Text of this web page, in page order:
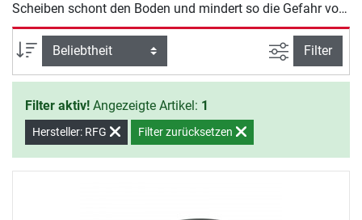
Scheiben schont den Boden und mindert so die Gefahr von
Beschädigungen. Der Schnellverschluss und die
praktischen Eingriffe der Scheiben ermöglichen ein
schnelles und unkompliziertes Wechseln der Scheiben
zwischen den Übungen.
Sortierung Ansicht
Filter
Filter aktiv! Angezeigte Artikel: 1
Hersteller: RFG Filter zurücksetzen